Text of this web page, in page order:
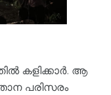
കളിക്കാർ. ആ
പരിസരം